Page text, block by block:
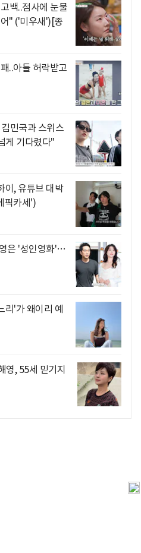
백..점사에 눈물
" ('미우새')[종
..아들 허락받고
민국과 스위스
게 기다렸다"
이, 유튜브 대박
픽카세')
은 '성인영화'…
리'가 왜이리 예
영, 55세 믿기지